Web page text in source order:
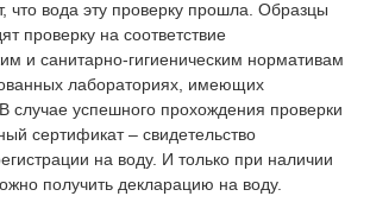
что вода эту проверку прошла. Образцы
проверку на соответствие
и санитарно-гигиеническим нормативам
лабораториях, имеющих
случае успешного прохождения проверки
сертификат – свидетельство
на воду. И только при наличии
получить декларацию на воду.